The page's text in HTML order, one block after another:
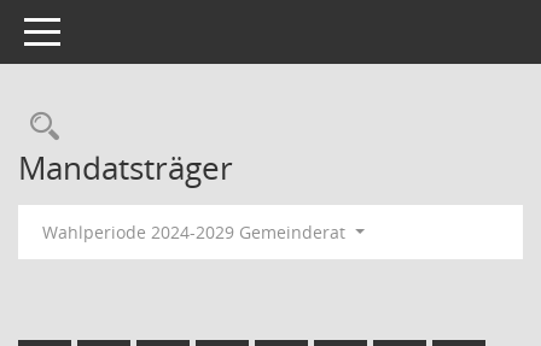
Toggle navigation
Rechercheauswahl
Mandatsträger
Wahlperiode 2024-2029 Gemeinderat